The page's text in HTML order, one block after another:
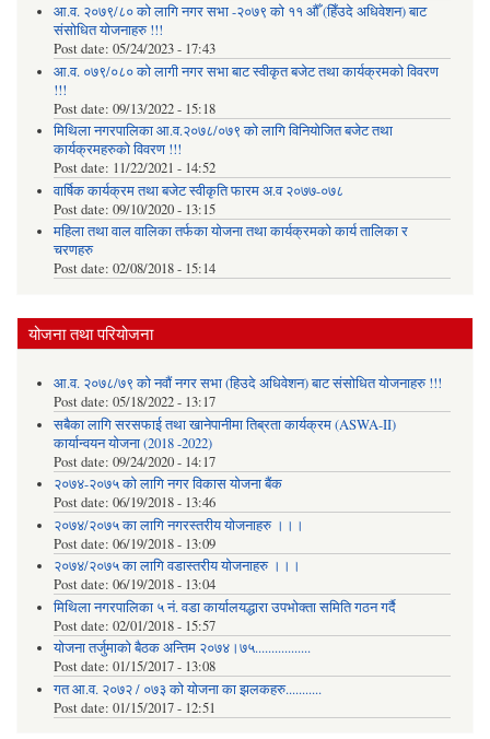
आ.व. २०७९/८० को लागि नगर सभा -२०७९ को ११ औँ (हिँउदे अधिवेशन) बाट
संसोधित योजनाहरु !!!
Post date: 05/24/2023 - 17:43
आ.व. ०७९/०८० को लागी नगर सभा बाट स्वीकृत बजेट तथा कार्यक्रमको विवरण
!!!
Post date: 09/13/2022 - 15:18
मिथिला नगरपालिका आ.व.२०७८/०७९ को लागि विनियोजित बजेट तथा
कार्यक्रमहरुको विवरण !!!
Post date: 11/22/2021 - 14:52
वार्षिक कार्यक्रम तथा बजेट स्वीकृति फारम अ.व २०७७-०७८
Post date: 09/10/2020 - 13:15
महिला तथा वाल वालिका तर्फका याेजना तथा कार्यक्रमकाे कार्य तालिका र
चरणहरु
Post date: 02/08/2018 - 15:14
योजना तथा परियोजना
आ.व. २०७८/७९ को नवौं नगर सभा (हिउदे अधिवेशन) बाट संसोधित योजनाहरु !!!
Post date: 05/18/2022 - 13:17
सबैका लागि सरसफाई तथा खानेपानीमा तिब्रता कार्यक्रम (ASWA-II)
कार्यान्वयन योजना (2018 -2022)
Post date: 09/24/2020 - 14:17
२०७४-२०७५ को लागि नगर विकास योजना बैंक
Post date: 06/19/2018 - 13:46
२०७४/२०७५ का लागि नगरस्तरीय योजनाहरु ।।।
Post date: 06/19/2018 - 13:09
२०७४/२०७५ का लागि वडास्तरीय योजनाहरु ।।।
Post date: 06/19/2018 - 13:04
मिथिला नगरपालिका ५ नं. वडा कार्यालयद्धारा उपभोक्ता समिति गठन गर्दै
Post date: 02/01/2018 - 15:57
याेजना तर्जुमाकाे बैठक अन्तिम २०७४।७५.................
Post date: 01/15/2017 - 13:08
गत आ.व. २०७२ / ०७३ को योजना का झलकहरु...........
Post date: 01/15/2017 - 12:51